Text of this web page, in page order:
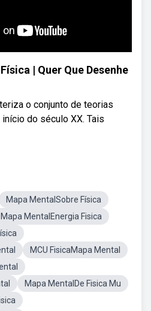
| Quer Que Desenhe
o conjunto de teorias
do século XX. Tais
Mapa MentalSobre Física
Mapa MentalEnergia Fisica
MCU FisicaMapa Mental
Mapa MentalDe Fisica Mu